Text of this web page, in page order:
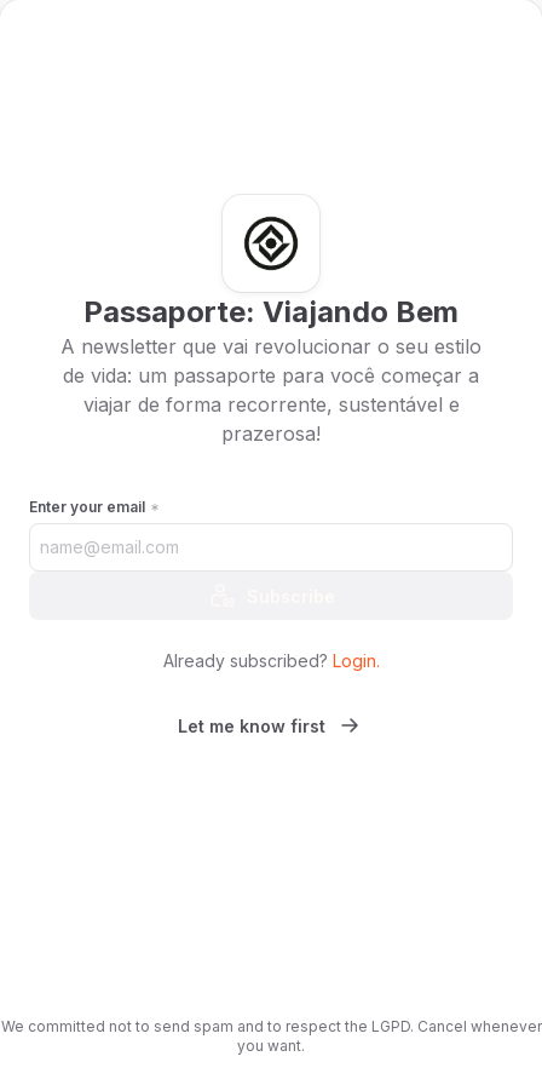
Passaporte: Viajando Bem
A newsletter que vai revolucionar o seu estilo
de vida: um passaporte para você começar a
viajar de forma recorrente, sustentável e
prazerosa!
Enter your email
Already subscribed? Login.
Let me know first
We committed not to send spam and to respect the LGPD. Cancel whenever
you want.